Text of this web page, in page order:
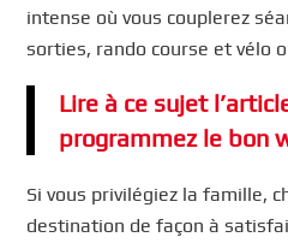
intense où vous couplerez
sorties, rando course et vélo
Lire à ce sujet
programmez le bon
Si vous privilégiez la famille,
destination de façon à